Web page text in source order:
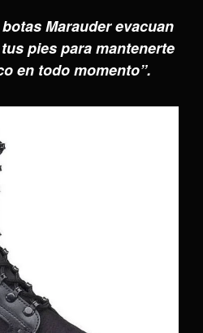
Marauder evacuan
pies para mantenerte
en todo momento”.